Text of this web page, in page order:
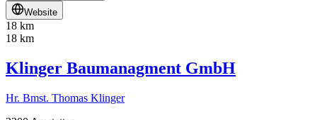
Website
18 km
18 km
Klinger Baumanagment GmbH
Hr. Bmst. Thomas Klinger